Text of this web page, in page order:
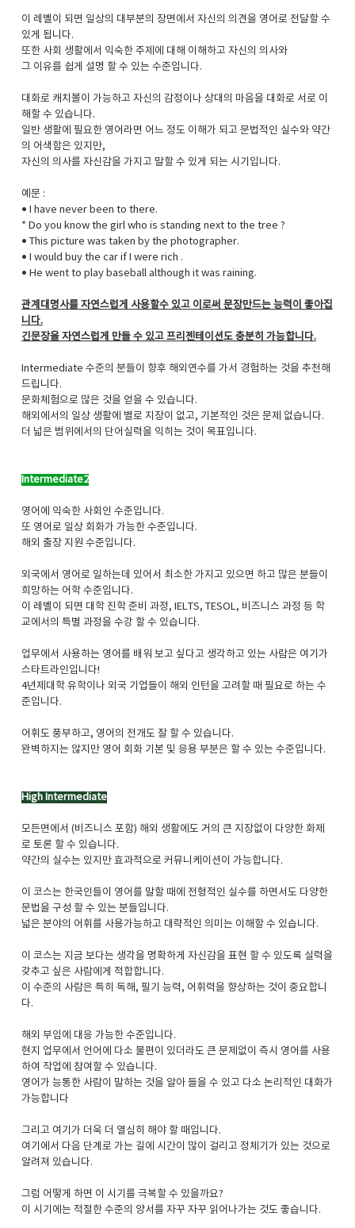
이 레벨이 되면 일상의 대부분의 장면에서 자신의 의견을 영어로 전달할 수
있게 됩니다.
또한 사회 생활에서 익숙한 주제에 대해 이해하고 자신의 의사와
그 이유를 쉽게 설명 할 수 있는 수준입니다.
대화로 캐치볼이 가능하고 자신의 감정이나 상대의 마음을 대화로 서로 이
해할 수 있습니다.
일반 생활에 필요한 영어라면 어느 정도 이해가 되고 문법적인 실수와 약간
의 어색함은 있지만,
자신의 의사를 자신감을 가지고 말할 수 있게 되는 시기입니다.
예문 :
• I have never been to there.
* Do you know the girl who is standing next to the tree ?
• This picture was taken by the photographer.
• I would buy the car if I were rich .
• He went to play baseball although it was raining.
관계대명사를 자연스럽게 사용할수 있고 이로써 문장만드는 능력이 좋아집
니다.
긴문장을 자연스럽게 만들 수 있고 프리젠테이션도 충분히 가능합니다.
Intermediate 수준의 분들이 향후 해외연수를 가서 경험하는 것을 추천해
드립니다.
문화체험으로 많은 것을 얻을 수 있습니다.
해외에서의 일상 생활에 별로 지장이 없고, 기본적인 것은 문제 없습니다.
더 넓은 범위에서의 단어실력을 익히는 것이 목표입니다.
Intermediate2
영어에 익숙한 사회인 수준입니다.
또 영어로 일상 회화가 가능한 수준입니다.
해외 출장 지원 수준입니다.
외국에서 영어로 일하는데 있어서 최소한 가지고 있으면 하고 많은 분들이
희망하는 어학 수준입니다.
이 레벨이 되면 대학 진학 준비 과정, IELTS, TESOL, 비즈니스 과정 등 학
교에서의 특별 과정을 수강 할 수 있습니다.
업무에서 사용하는 영어를 배워 보고 싶다고 생각하고 있는 사람은 여기가
스타트라인입니다!
4년제대학 유학이나 외국 기업들이 해외 인턴을 고려할 때 필요로 하는 수
준입니다.
어휘도 풍부하고, 영어의 전개도 잘 할 수 있습니다.
완벽하지는 않지만 영어 회화 기본 및 응용 부분은 할 수 있는 수준입니다.
High Intermediate
모든면에서 (비즈니스 포함) 해외 생활에도 거의 큰 지장없이 다양한 화제
로 토론 할 수 있습니다.
약간의 실수는 있지만 효과적으로 커뮤니케이션이 가능합니다.
이 코스는 한국인들이 영어를 말할 때에 전형적인 실수를 하면서도 다양한
문법을 구성 할 수 있는 분들입니다.
넓은 분야의 어휘를 사용가능하고 대략적인 의미는 이해할 수 있습니다.
이 코스는 지금 보다는 생각을 명확하게 자신감을 표현 할 수 있도록 실력을
갖추고 싶은 사람에게 적합합니다.
이 수준의 사람은 특히 독해, 필기 능력, 어휘력을 향상하는 것이 중요합니
다.
해외 부임에 대응 가능한 수준입니다.
현지 업무에서 언어에 다소 불편이 있더라도 큰 문제없이 즉시 영어를 사용
하여 작업에 참여할 수 있습니다.
영어가 능통한 사람이 말하는 것을 알아 들을 수 있고 다소 논리적인 대화가
가능합니다
그리고 여기가 더욱 더 열심히 해야 할 때입니다.
여기에서 다음 단계로 가는 길에 시간이 많이 걸리고 정체기가 있는 것으로
알려져 있습니다.
그럼 어떻게 하면 이 시기를 극복할 수 있을까요?
이 시기에는 적절한 수준의 양서를 자꾸 자꾸 읽어나가는 것도 좋습니다.